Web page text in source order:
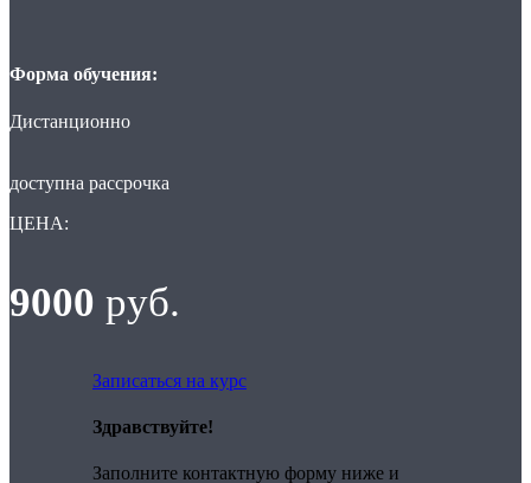
Форма обучения:
Дистанционно
доступна рассрочка
ЦЕНА:
9000 руб.
Записаться на курс
Здравствуйте!
Заполните контактную форму ниже и